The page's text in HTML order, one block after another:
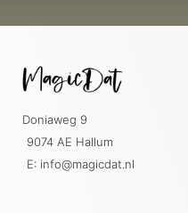
Doniaweg 9
9074 AE Hallum
E: info@magicdat.nl